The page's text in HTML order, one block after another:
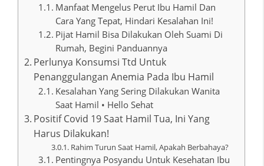
Manfaat Mengelus Perut Ibu Hamil Dan
Cara Yang Tepat, Hindari Kesalahan Ini!
Pijat Hamil Bisa Dilakukan Oleh Suami Di
Rumah, Begini Panduannya
Perlunya Konsumsi Ttd Untuk
Penanggulangan Anemia Pada Ibu Hamil
Kesalahan Yang Sering Dilakukan Wanita
Saat Hamil • Hello Sehat
Positif Covid 19 Saat Hamil Tua, Ini Yang
Harus Dilakukan!
Rahim Turun Saat Hamil, Apakah Berbahaya?
Pentingnya Posyandu Untuk Kesehatan Ibu